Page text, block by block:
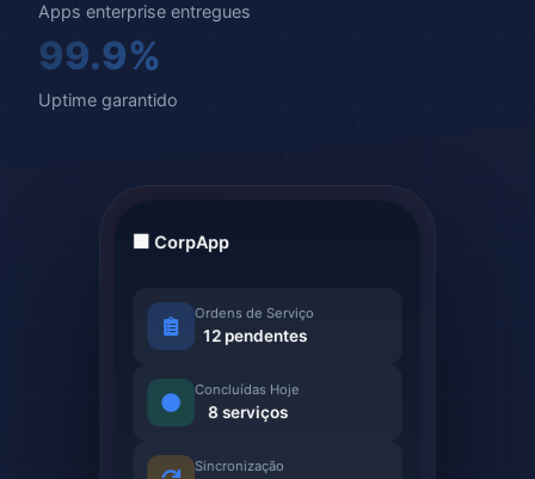
Apps enterprise entregues
99.9%
Uptime garantido
12 pendentes
8 serviços
● Online